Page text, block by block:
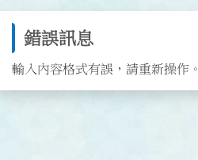
錯誤訊息
輸入內容格式有誤，請重新操作。